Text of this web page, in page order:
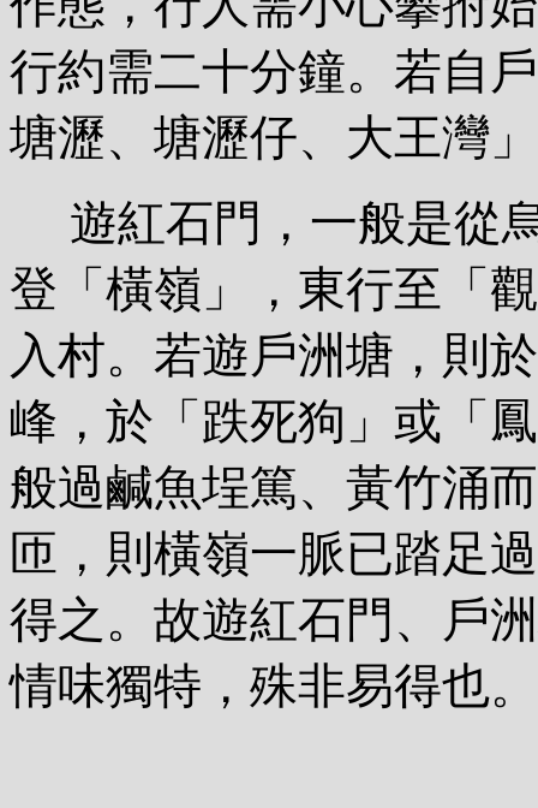
行約需二十分鐘。若自
塘瀝、塘瀝仔、大王灣
遊紅石門，一般是從
登「橫嶺」，東行至「
入村。若遊戶洲塘，則
峰，於「跌死狗」或「
般過鹹魚埕篤、黃竹涌
匝，則橫嶺一脈已踏足
得之。故遊紅石門、戶
情味獨特，殊非易得也。